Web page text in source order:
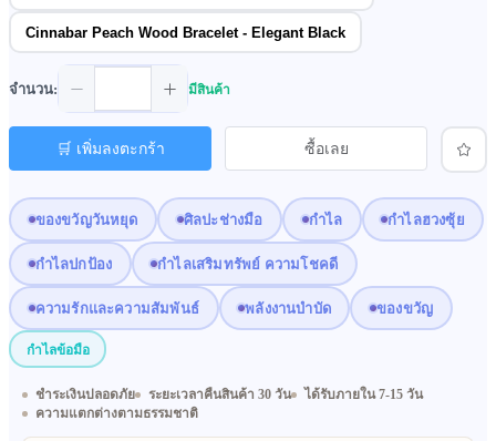
ของขวัญวันหยุด ศิลปะช่างมือ กำไล กำไลฮวงซุ้ย
กำไลปกป้อง กำไลเสริมทรัพย์ ความโชคดี
ความรักและความสัมพันธ์ พลังงานบำบัด ของขวัญ
กำไลข้อมือ
Cinnabar Peach Wood Bracelet - Elegant Black
จำนวน: มีสินค้า
🛒 เพิ่มลงตะกร้า ซื้อเลย
ชำระเงินปลอดภัย ระยะเวลาคืนสินค้า 30 วัน
ได้รับภายใน 7-15 วัน
ความแตกต่างตามธรรมชาติ